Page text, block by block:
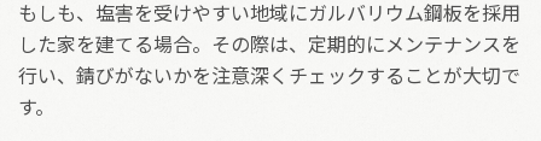
もしも、塩害を受けやすい地域にガルバリウム鋼板を採用
した家を建てる場合。その際は、定期的にメンテナンスを
行い、錆びがないかを注意深くチェックすることが大切で
す。